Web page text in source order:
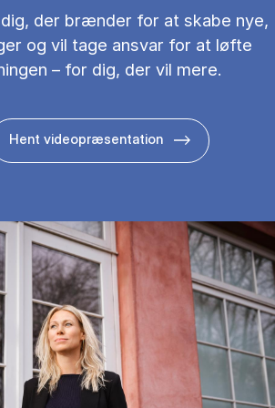
der brænder for at skabe nye,
og vil tage ansvar for at løfte
– for dig, der vil mere.
Hent videopræsentation